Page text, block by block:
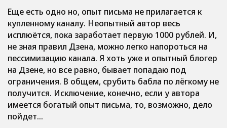
Еще есть одно но, опыт письма не прилагается к
купленному каналу. Неопытный автор весь
исплюётся, пока заработает первую 1000 рублей. И,
не зная правил Дзена, можно легко напороться на
пессимизацию канала. Я хоть уже и опытный блогер
на Дзене, но все равно, бывает попадаю под
ограничения. В общем, срубить бабла по лёгкому не
получится. Исключение, конечно, если у автора
имеется богатый опыт письма, то, возможно, дело
пойдет…